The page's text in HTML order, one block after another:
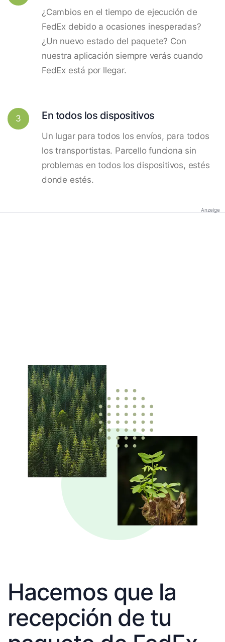
¿Cambios en el tiempo de ejecución de
FedEx debido a ocasiones inesperadas?
¿Un nuevo estado del paquete? Con
nuestra aplicación siempre verás cuando
FedEx está por llegar.
3 En todos los dispositivos
Un lugar para todos los envíos, para todos
los transportistas. Parcello funciona sin
problemas en todos los dispositivos, estés
donde estés.
Anzeige
Hacemos que la
recepción de tu